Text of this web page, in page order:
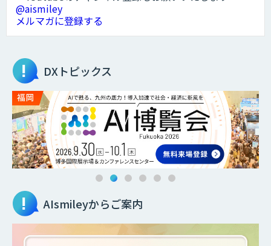
@aismiley
メルマガに登録する
DXトピックス
AIsmileyからご案内